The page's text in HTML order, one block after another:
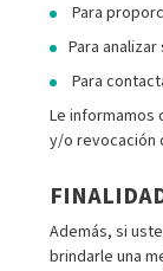
Para
Para
Para
Le informamos
y/o revocación
Además, si
brindarle una